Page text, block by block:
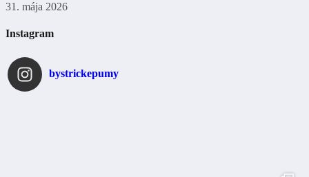
31. mája 2026
Instagram
bystrickepumy